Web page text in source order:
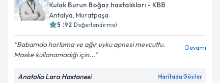
Kulak Burun Boğaz hastalıkları - KBB
Antalya, Muratpaşa
5 (92 Değerlendirme)
Babamda horlama ve ağır uyku apnesi mevcuttu.
Maske kullanamadığı için...
Devamı
Anatolia Lara Hastanesi Haritada Göster